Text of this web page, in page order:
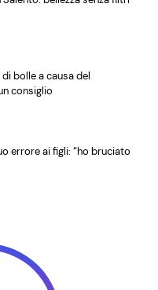
bolle a causa del
consiglio
errore ai figli: “ho bruciato